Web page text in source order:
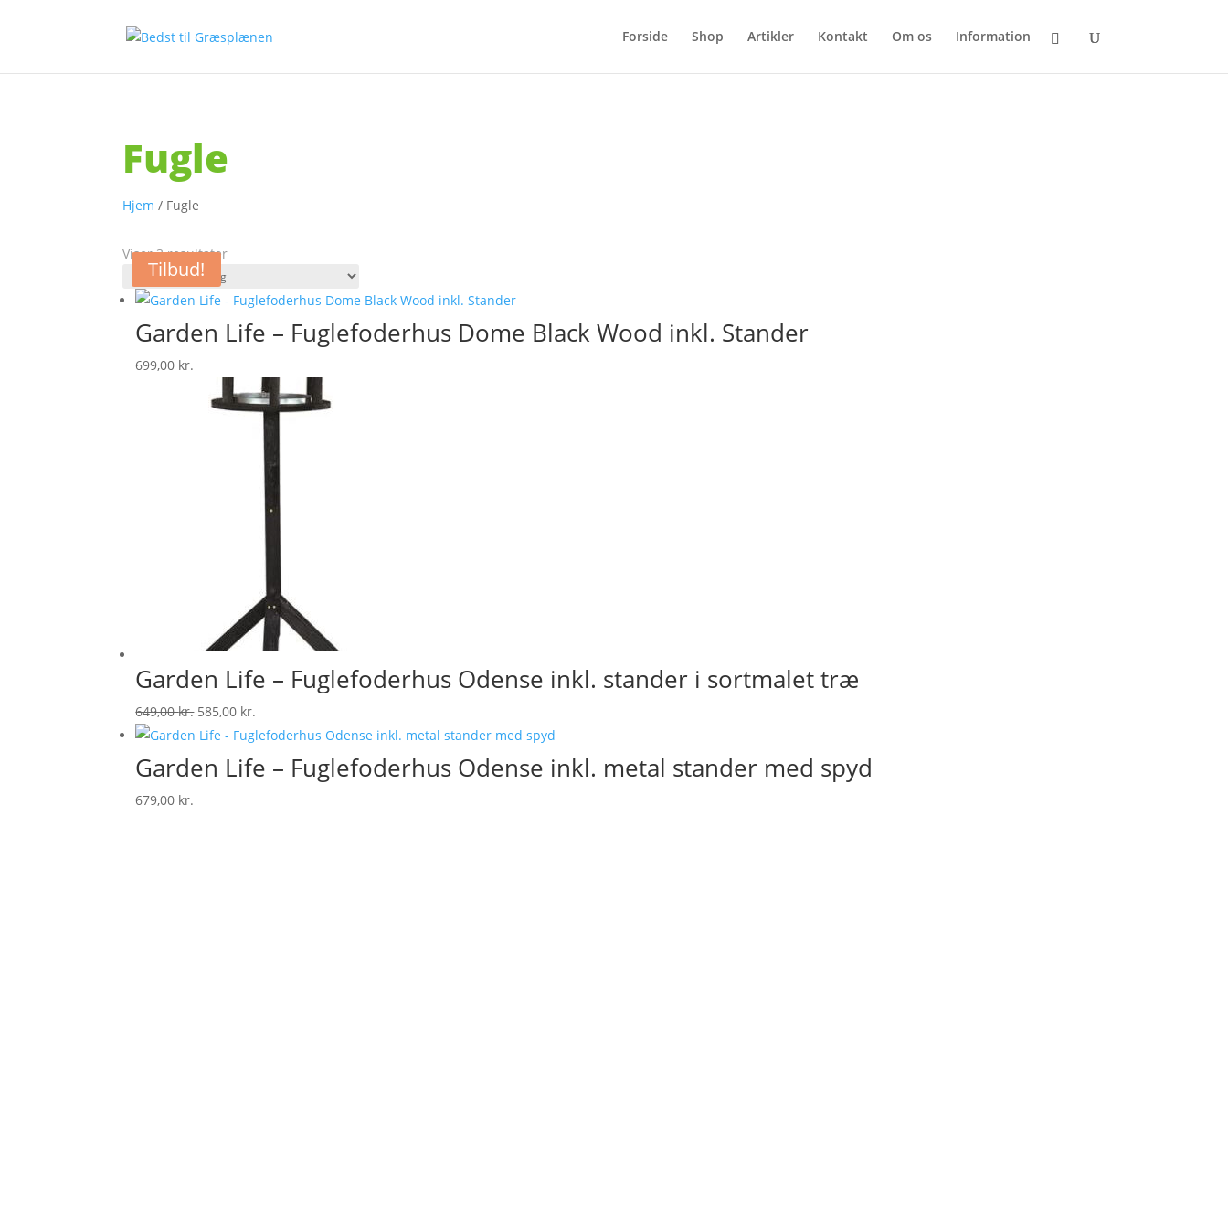
Forside Shop Artikler Kontakt Om os Information
Fugle
Hjem / Fugle
Viser 3 resultater
Garden Life – Fuglefoderhus Dome Black Wood inkl. Stander
699,00 kr.
Tilbud!
Garden Life – Fuglefoderhus Odense inkl. stander i sortmalet træ
649,00kr. Original
price
649,00 kr..
585,00 kr.
price
585,00 kr..
Garden Life – Fuglefoderhus Odense inkl. metal stander med spyd
679,00 kr.